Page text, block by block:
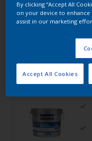
Alpha Rezisto
By clicking “Accept All
on your device to enhance
assist in our marketing
Accept All Cookies